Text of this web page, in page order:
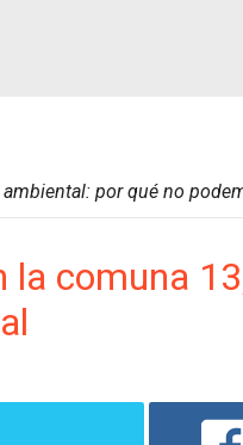
ambiental: por qué no
la comuna